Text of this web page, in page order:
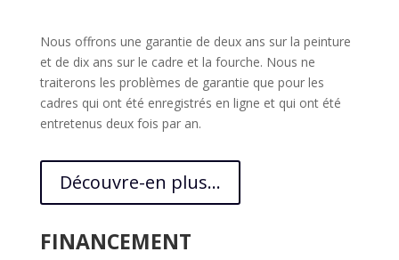
Nous offrons une garantie de deux ans sur la peinture
et de dix ans sur le cadre et la fourche. Nous ne
traiterons les problèmes de garantie que pour les
cadres qui ont été enregistrés en ligne et qui ont été
entretenus deux fois par an.
Découvre-en plus...
FINANCEMENT